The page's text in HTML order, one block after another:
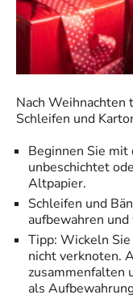
Nach Weihnachten
Schleifen und
Beginnen Sie mit
unbeschichtet
Altpapier.
Schleifen und
aufbewahren
Tipp: Wickeln
nicht verknoten.
zusammenfalten
als